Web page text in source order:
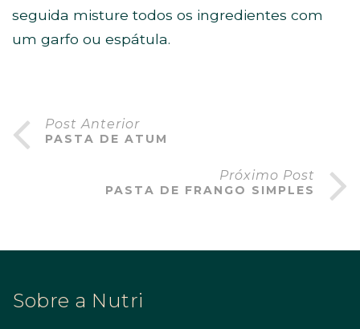
seguida misture todos os ingredientes com
um garfo ou espátula.
Post Anterior
PASTA DE ATUM
Próximo Post
PASTA DE FRANGO SIMPLES
Sobre a Nutri